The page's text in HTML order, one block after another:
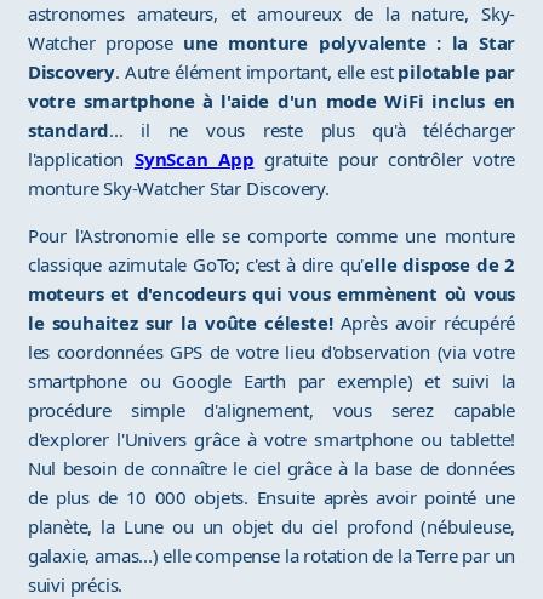
astronomes amateurs, et amoureux de la nature, Sky-
Watcher propose une monture polyvalente : la Star
Discovery. Autre élément important, elle est pilotable par
votre smartphone à l'aide d'un mode WiFi inclus en
standard... il ne vous reste plus qu'à télécharger
l'application SynScan App gratuite pour contrôler votre
monture Sky-Watcher Star Discovery.
Pour l'Astronomie elle se comporte comme une monture
classique azimutale GoTo; c'est à dire qu'elle dispose de 2
moteurs et d'encodeurs qui vous emmènent où vous
le souhaitez sur la voûte céleste!Après avoir récupéré
les coordonnées GPS de votre lieu d'observation (via votre
smartphone ou Google Earth par exemple) et suivi la
procédure simple d'alignement, vous serez capable
d'explorer l'Univers grâce à votre smartphone ou tablette!
Nul besoin de connaître le ciel grâce à la base de données
de plus de 10 000 objets. Ensuite après avoir pointé une
planète, la Lune ou un objet du ciel profond (nébuleuse,
galaxie, amas...) elle compense la rotation de la Terre par un
suivi précis.